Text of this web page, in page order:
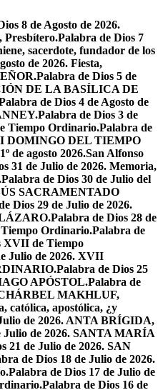
8 de Agosto de 2026.
Palabra de Dios 7
sacerdote, fundador de los
de 2026. Fiesta,
Palabra de Dios 5 de
DE LA BASÍLICA DE
de Dios 4 de Agosto de
Palabra de Dios 3 de
Tiempo Ordinario.Palabra de
DOMINGO DEL TIEMPO
de agosto 2026.San Alfonso
31 de Julio de 2026. Memoria,
Palabra de Dios 30 de Julio del
SACRAMENTADO
Dios 29 de Julio de 2026.
Palabra de Dios 28 de
Ordinario.Palabra de
XVII de Tiempo
Julio de 2026. XVII
Palabra de Dios 25
APÓSTOL.Palabra de
CHÁRBEL MAKHLUF,
católica, apostólica, ¿y
de 2026. ANTA BRÍGIDA,
Julio de 2026. SANTA MARÍA
21 de Julio de 2026. SAN
de Dios 18 de Julio de 2026.
Palabra de Dios 17 de Julio de
Palabra de Dios 16 de